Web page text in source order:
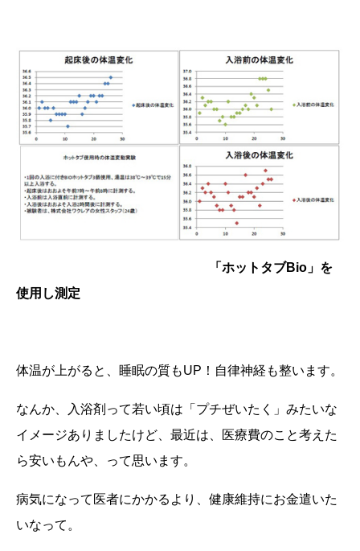
「ホットタブBio」を
使用し測定
体温が上がると、睡眠の質もUP ！自律神経も整います。
なんか、入浴剤って若い頃は「プチぜいたく」みたいな
イメージありましたけど、最近は、医療費のこと考えた
ら安いもんや、って思います。
病気になって医者にかかるより、健康維持にお金遣いた
いなって。